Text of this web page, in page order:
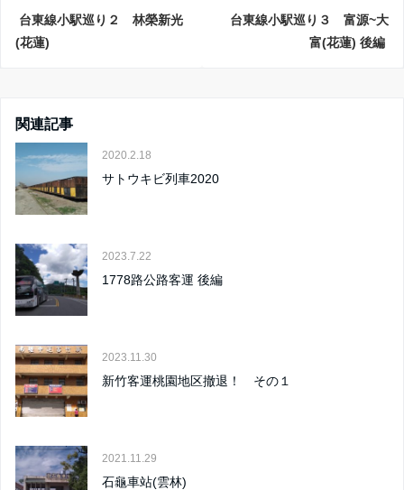
台東線小駅巡り２ 林榮新光
(花蓮)
台東線小駅巡り３ 富源~大
富(花蓮) 後編
関連記事
2020.2.18
サトウキビ列車2020
2023.7.22
1778路公路客運 後編
2023.11.30
新竹客運桃園地区撤退！ その１
2021.11.29
石龜車站(雲林)